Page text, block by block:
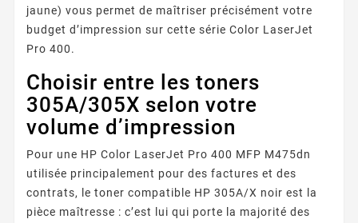
jaune) vous permet de maîtriser précisément votre
budget d’impression sur cette série Color LaserJet
Pro 400.
Choisir entre les toners
305A/305X selon votre
volume d’impression
Pour une HP Color LaserJet Pro 400 MFP M475dn
utilisée principalement pour des factures et des
contrats, le toner compatible HP 305A/X noir est la
pièce maîtresse : c’est lui qui porte la majorité des